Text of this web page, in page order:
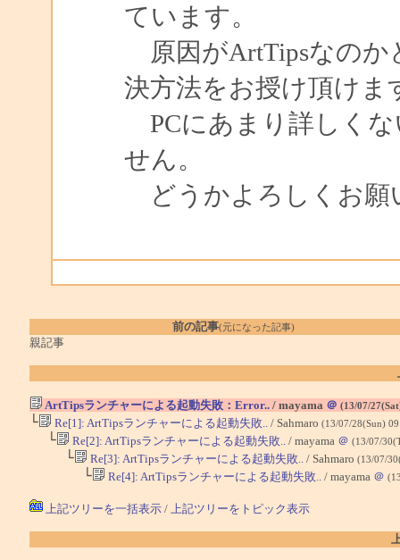
ています。
原因がArtTipsなのか
決方法をお授け頂けま
PCにあまり詳しく
せん。
どうかよろしくお願
前の記事(元になった記事)
親記事
ArtTipsランチャーによる起動失敗：Error../ mayama ＠ (13/07/
└ Re[1]: ArtTipsランチャーによる起動失敗.. / Sahmaro (13/07/28(Sun)
└ Re[2]: ArtTipsランチャーによる起動失敗.. / mayama ＠ (13/07/
└ Re[3]: ArtTipsランチャーによる起動失敗.. / Sahmaro (13/07/
└ Re[4]: ArtTipsランチャーによる起動失敗.. / mayama ＠
上記ツリーを一括表示/ 上記ツリーをトピック表示